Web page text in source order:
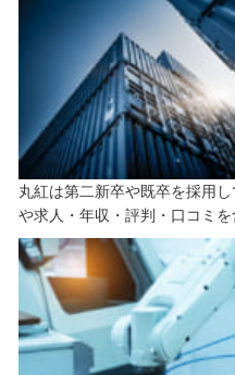
丸紅は第二新卒や既卒を採用
や求人・年収・評判・口コミ